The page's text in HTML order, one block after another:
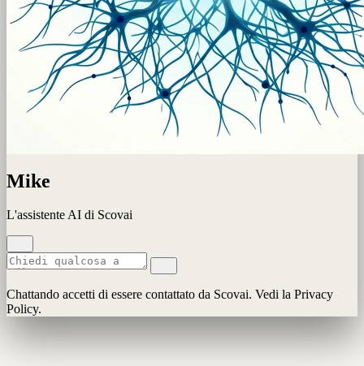
Mike
L'assistente AI di Scovai
Chattando accetti di essere contattato da Scovai. Vedi la Privacy
Policy.